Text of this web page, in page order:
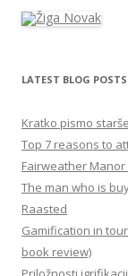
LATEST BLOG POSTS
Kratko pismo
Top 7 reasons to
Fairweather
The man who is
Raasted
Gamification in
book review)